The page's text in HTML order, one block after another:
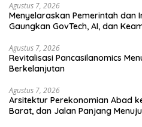
Agustus 7, 2026
Menyelaraskan Pemerintah dan
Gaungkan GovTech, AI, dan
Agustus 7, 2026
Revitalisasi Pancasilanomics
Berkelanjutan
Agustus 7, 2026
Arsitektur Perekonomian Abad
Barat, dan Jalan Panjang